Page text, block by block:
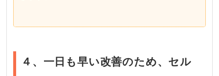
４、一日も早い改善のため、セル